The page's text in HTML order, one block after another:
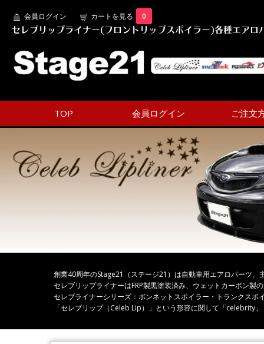
会員ログイン カートを見る 0
セレブリップライナー(フロントリップスポイラー)各種エア
TOP 会員ログイン ご注文
創業40周年のStage21（ステージ21）は自動車用エアロパーツ
セレブリップライナーはFRP製黒塗装済み、ウェットカーボン製
セレブライナーシリーズ：ボンネットスポイラー・トランクスポ
「セレブリップ（Celeb Lip）」という形容に関して「celebrity